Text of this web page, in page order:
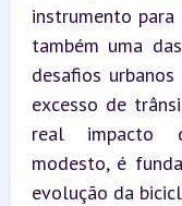
instrumento
também uma
desafios
excesso de
real impacto
modesto, é
evolução da